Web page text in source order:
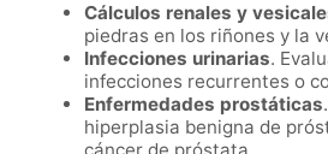
Cálculos renales y
piedras en los riñones y la
Infecciones urinarias.
infecciones recurrentes o
Enfermedades prostáticas
hiperplasia benigna de